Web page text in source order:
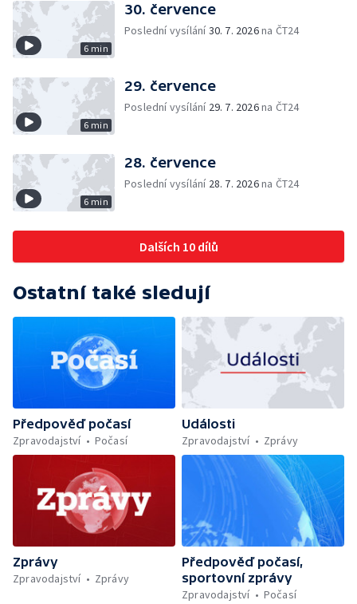
6 min
30. července
Poslední vysílání30. 7. 2026na ČT24
6 min
29. července
Poslední vysílání 29. 7. 2026na ČT24
6 min
28. července
Poslední vysílání 28. 7. 2026na ČT24
Dalších 10 dílů
Ostatní také sledují
Předpověď počasí
Zpravodajství
Počasí
Události
Zpravodajství
Zprávy
Zprávy
Zpravodajství
Zprávy
Předpověď počasí,
sportovní zprávy
Zpravodajství
Počasí